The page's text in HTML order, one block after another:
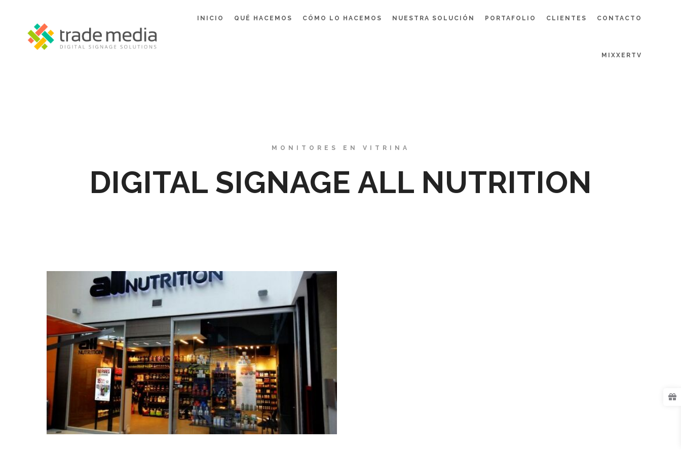
INICIO QUÉ HACEMOS CÓMO LO HACEMOS NUESTRA SOLUCIÓN PORTAFOLIO CLIENTES CONTACTO
MIXXERTV
MONITORES EN VITRINA
DIGITAL SIGNAGE ALL NUTRITION
all_nutrition_multiplataforma_profecionales_retail_comercio_digital_signage_carteleria_chile_santiago_trademedia-